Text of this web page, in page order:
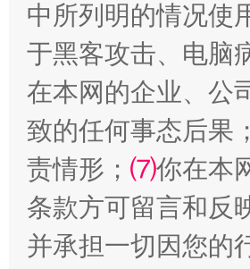
全民健身五年计划来了！等你上场
中所列明的情况使
于黑客攻击、电脑
在本网的企业、公
致的任何事态后果；
责情形； ⑺你在本
条款方可留言和反
并承担一切因您的